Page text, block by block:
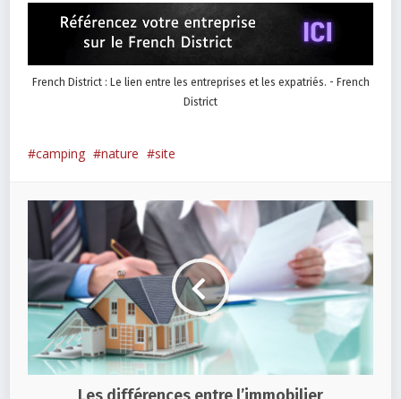
French District : Le lien entre les entreprises et les expatriés. - French
District
camping nature site
Les différences entre l’immobilier